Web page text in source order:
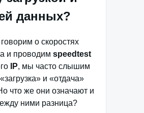
данных?
о скоростях
и проводим speedtest
IP, мы часто слышим
и «отдача»
что же они означают и
ними разница?